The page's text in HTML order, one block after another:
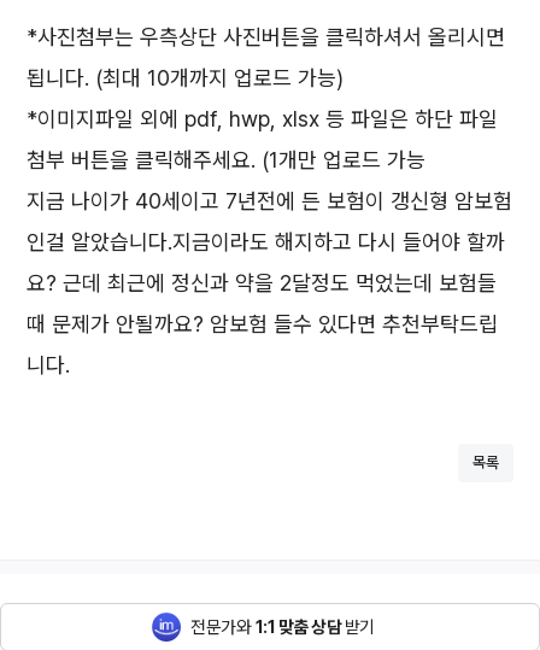
*사진첨부는 우측상단 사진버튼을 클릭하셔서 올리시면
됩니다. (최대 10개까지 업로드 가능)
*이미지파일 외에 pdf, hwp, xlsx 등 파일은 하단 파일
첨부 버튼을 클릭해주세요. (1개만 업로드 가능
지금 나이가 40세이고 7년전에 든 보험이 갱신형 암보험
인걸 알았습니다.지금이라도 해지하고 다시 들어야 할까
요? 근데 최근에 정신과 약을 2달정도 먹었는데 보험들
때 문제가 안될까요? 암보험 들수 있다면 추천부탁드립
니다.
목록
전문가와1:1 맞춤 상담받기